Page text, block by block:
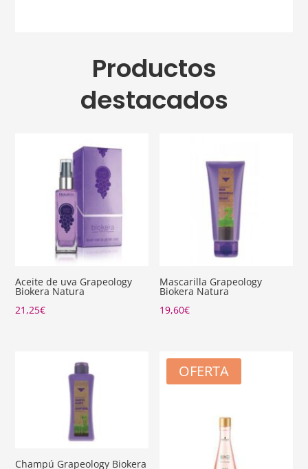
Productos
destacados
Aceite de uva Grapeology
Biokera Natura
21,25€
Mascarilla Grapeology
Biokera Natura
19,60€
Champú Grapeology Biokera
OFERTA